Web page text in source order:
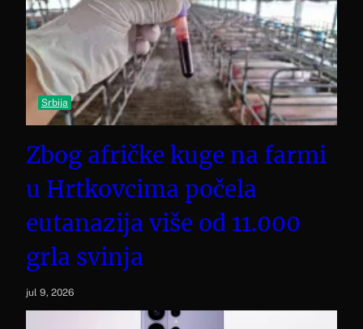
Srbija
Zbog afričke kuge na farmi
u Hrtkovcima počela
eutanazija više od 11.000
grla svinja
jul 9, 2026